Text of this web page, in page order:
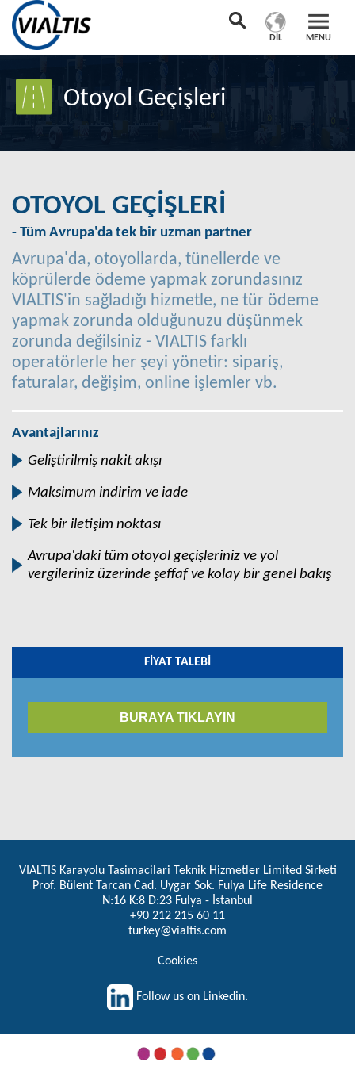
MENU
DIL
Otoyol Geçişleri
OTOYOL GEÇIŞLERI
- Tüm Avrupa'da tek bir uzman partner
Avrupa'da, otoyollarda, tünellerde ve
köprülerde ödeme yapmak zorundasınız
VIALTIS'in sağladığı hizmetle, ne tür ödeme
yapmak zorunda olduğunuzu düşünmek
zorunda değilsiniz - VIALTIS farklı
operatörlerle her şeyi yönetir: sipariş,
faturalar, değişim, online işlemler vb.
Avantajlarınız
Geliştirilmiş nakit akışı
Maksimum indirim ve iade
Tek bir iletişim noktası
Avrupa'daki tüm otoyol geçişleriniz ve yol
vergileriniz üzerinde şeffaf ve kolay bir genel bakış
FIYAT TALEBI
BURAYA TIKLAYIN
VIALTIS Karayolu Tasimacilari Teknik Hizmetler Limited Sirketi
Prof. Bülent Tarcan Cad. Uygar Sok. Fulya Life Residence
N:16 K:8 D:23 Fulya - İstanbul
+90 212 215 60 11
turkey@vialtis.com
Cookies
Follow us on Linkedin.